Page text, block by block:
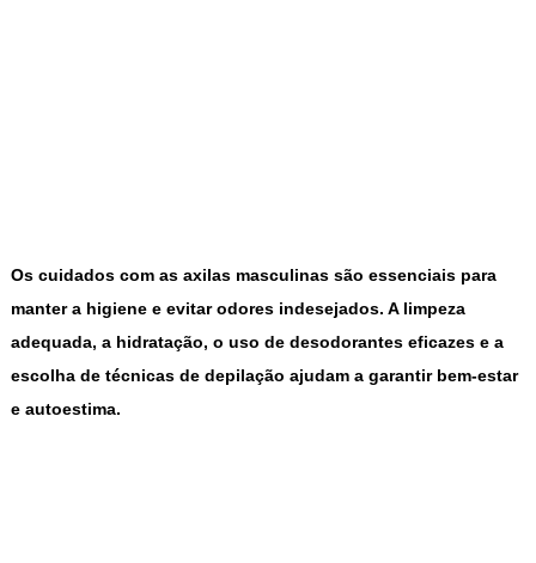
Os cuidados com as axilas masculinas são essenciais para
manter a higiene e evitar odores indesejados. A limpeza
adequada, a hidratação, o uso de desodorantes eficazes e a
escolha de técnicas de depilação ajudam a garantir bem-estar
e autoestima.